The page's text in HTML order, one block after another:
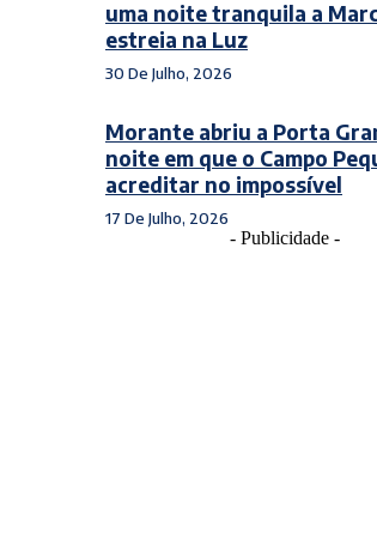
uma noite tranquila a
estreia na Luz
30 De Julho, 2026
Morante abriu a Porta
noite em que o Campo
acreditar no impossível
17 De Julho, 2026
- Publicidade -